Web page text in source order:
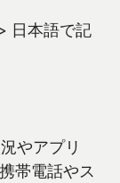
日本語で記
やアプリ
帯電話やス